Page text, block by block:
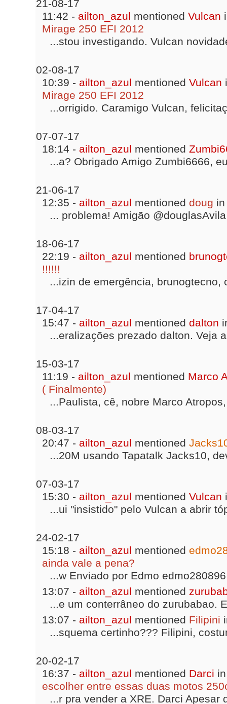
21-08-17
11:42 - ailton_azul mentioned Vulcan
Mirage 250 EFI 2012
...stou investigando. Vulcan
02-08-17
10:39 - ailton_azul mentioned Vulcan
Mirage 250 EFI 2012
...orrigido. Caramigo Vulcan,
07-07-17
18:14 - ailton_azul mentioned
...a? Obrigado Amigo Zumbi6666,
21-06-17
12:35 - ailton_azul mentioned doug
... problema! Amigão
18-06-17
22:19 - ailton_azul mentioned
!!!!!!
...izin de emergência, brunogtecno,
17-04-17
15:47 - ailton_azul mentioned dalton
...eralizações prezado dalton. Veja
15-03-17
11:19 - ailton_azul mentioned Marco
( Finalmente)
...Paulista, cê, nobre Marco
08-03-17
20:47 - ailton_azul mentioned
...20M usando Tapatalk Jacks10,
07-03-17
15:30 - ailton_azul mentioned Vulcan
...ui "insistido" pelo Vulcan a abrir
24-02-17
15:18 - ailton_azul mentioned
ainda vale a pena?
...w Enviado por Edmo
13:07 - ailton_azul mentioned
...e um conterrâneo do zurubabao.
13:07 - ailton_azul mentioned Filipini
...squema certinho??? Filipini,
20-02-17
16:37 - ailton_azul mentioned Darci
escolher entre essas duas motos
...r pra vender a XRE. Darci Apesar